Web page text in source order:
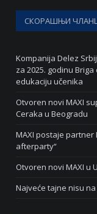
СКОРАШЊИ
Kompanija Delez
za 2025. godinu
edukaciju učenika
Otvoren novi MAXI
Ceraka u Beogradu
MAXI postaje partner
afterparty“
Otvoren novi MAXI u
Najveće tajne nisu